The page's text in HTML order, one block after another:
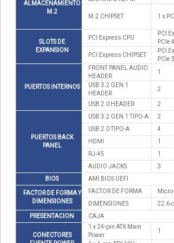
ALMACENAMIENTO
M.2
M.2 CHIPSET 1 x
SLOTS DE
EXPANSION
PCI Express CPU
PCI
PCIe
PCI Express CHIPSET
PCI
PCIe
PUERTOS INTERNOS
FRONT PANEL AUDIO
HEADER
1
USB 3.2 GEN 1
HEADER
2
USB 2.0 HEADER 2
PUERTOS BACK
PANEL
USB 3.2 GEN 1 TIPO-A
2
USB 2.0 TIPO-A
4
HDMI
1
RJ-45
1
AUDIO JACKS
3
BIOS
AMI BIOS UEFI
FACTOR DE FORMA Y
DIMENSIONES
FACTOR DE FORMA
DIMENSIONES
22.6
PRESENTACION
CAJA
CONECTORES
1 x 24-pin ATX Main
Power
1